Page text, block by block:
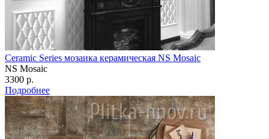
Ceramic Series мозаика керамическая NS Mosaic
NS Mosaic
3300 р.
Подробнее